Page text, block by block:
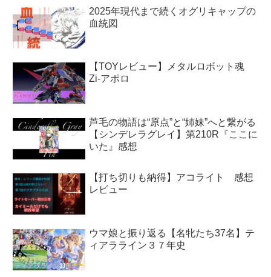
2025年現代まで続くオグリキャップの
血統図
【TOYレビュー】メタルロボット魂
Zi-アポロ
芦毛の物語は“原点”と“姉妹”へと繋がる
【シンデレラグレイ】第210R『ここに
いた』感想
【打ち切りも納得】アコライト 感想
レビュー
ウマ娘と振り返る【名牝たち37名】テ
ィアラライン３７年史